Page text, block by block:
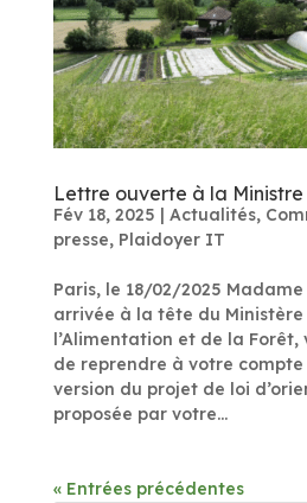
Lettre ouverte à la Ministre
Fév 18, 2025 | Actualités,
presse, Plaidoyer IT
Paris, le 18/02/2025
arrivée à la tête du Ministère
l’Alimentation et de la Forêt,
de reprendre à votre compte
version du projet de loi
proposée par votre...
« Entrées précédentes